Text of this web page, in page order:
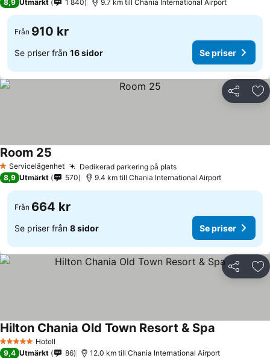
8,9 Utmärkt 1 840 9.7 km till Chania International Airport
Från 910 kr
Se priser från 16 sidor Se priser
Dela
1 Stjärnor
Servicelägenhet Dedikerad parkering på plats
Room 25
8,9 Utmärkt 570 9.4 km till Chania International Airport
Från 664 kr
Se priser från 8 sidor Se priser
Dela
5 Stjärnor Hotell
Hilton Chania Old Town Resort & Spa
9,4 Utmärkt 86 12.0 km till Chania International Airport